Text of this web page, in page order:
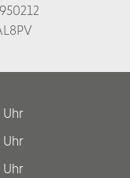
Uhr
Uhr
Uhr